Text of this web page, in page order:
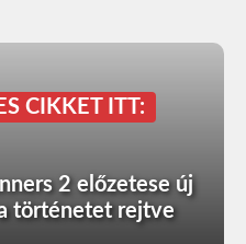
CIKKET ITT:
2 előzetese új
történetet rejtve